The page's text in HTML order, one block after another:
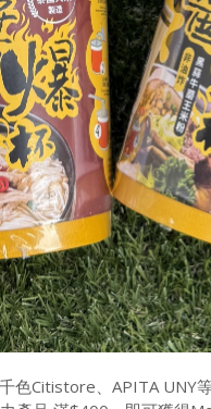
色Citistore、APITA UNY